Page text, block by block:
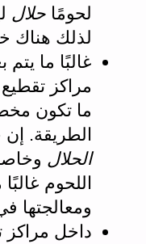
لحومًا حلال
لذلك هناك
غالبًا ما
ما تكون
الطريقة. إن
الحلال
اللحوم
ومعالجتها